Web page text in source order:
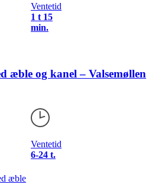
Ventetid
1 t 15
min.
æble og kanel – Valsemøllen
Ventetid
6-24 t.